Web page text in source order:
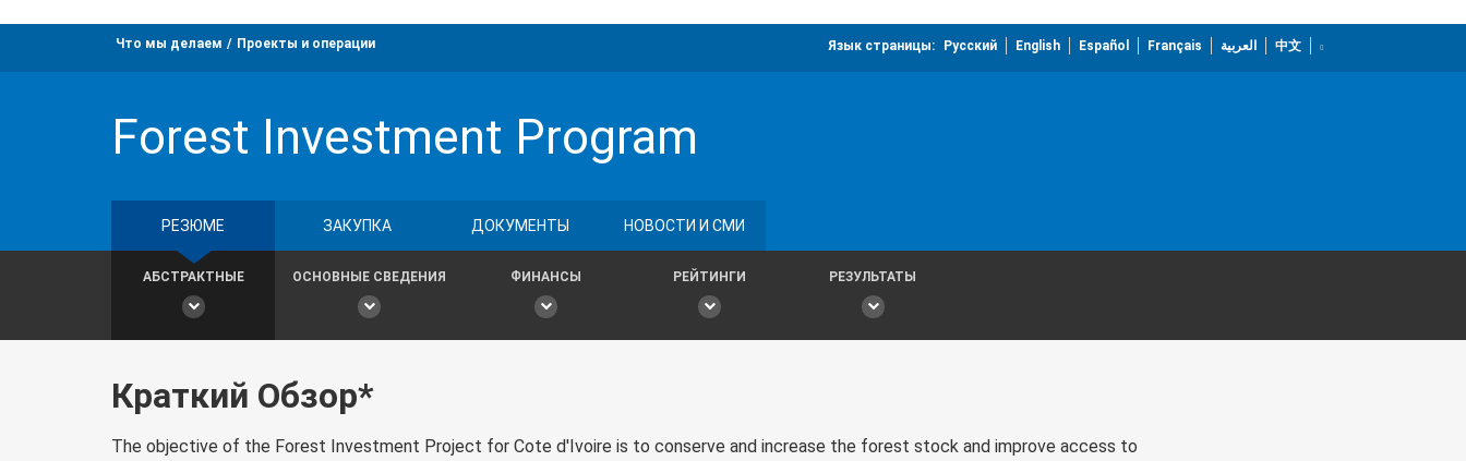
Что мы делаем Проекты и операции Язык страницы: Русский English Español Français العربية 中文
Forest Investment Program
РЕЗЮМЕ ЗАКУПКА ДОКУМЕНТЫ НОВОСТИ И СМИ
АБСТРАКТНЫЕ ОСНОВНЫЕ СВЕДЕНИЯ ФИНАНСЫ РЕЙТИНГИ РЕЗУЛЬТАТЫ
Краткий Обзор*
The objective of the Forest Investment Project for Cote d'Ivoire is to conserve and increase the forest stock and improve access to